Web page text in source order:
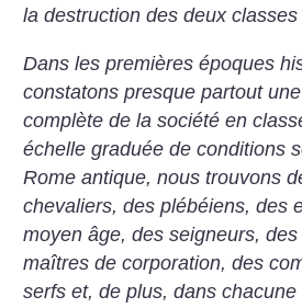
la destruction des deux classes
Dans les premières époques
constatons presque partout
complète de la société en
échelle graduée de conditions
Rome antique, nous trouvons
chevaliers, des plébéiens, des
moyen âge, des seigneurs,
maîtres de corporation, des
serfs et, de plus, dans chacune